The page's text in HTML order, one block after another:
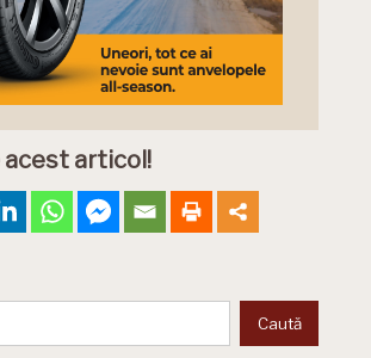
articol!